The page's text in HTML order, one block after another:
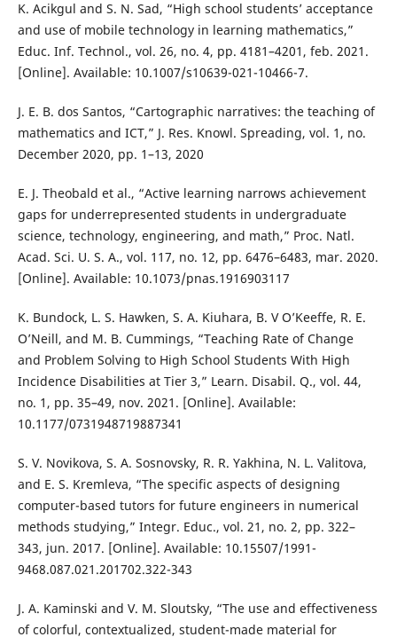
K. Acikgul and S. N. Sad, “High school students’ acceptance
and use of mobile technology in learning mathematics,”
Educ. Inf. Technol., vol. 26, no. 4, pp. 4181–4201, feb. 2021.
[Online]. Available: 10.1007/s10639-021-10466-7.
J. E. B. dos Santos, “Cartographic narratives: the teaching of
mathematics and ICT,” J. Res. Knowl. Spreading, vol. 1, no.
December 2020, pp. 1–13, 2020
E. J. Theobald et al., “Active learning narrows achievement
gaps for underrepresented students in undergraduate
science, technology, engineering, and math,” Proc. Natl.
Acad. Sci. U. S. A., vol. 117, no. 12, pp. 6476–6483, mar. 2020.
[Online]. Available: 10.1073/pnas.1916903117
K. Bundock, L. S. Hawken, S. A. Kiuhara, B. V O’Keeffe, R. E.
O’Neill, and M. B. Cummings, “Teaching Rate of Change
and Problem Solving to High School Students With High
Incidence Disabilities at Tier 3,” Learn. Disabil. Q., vol. 44,
no. 1, pp. 35–49, nov. 2021. [Online]. Available:
10.1177/0731948719887341
S. V. Novikova, S. A. Sosnovsky, R. R. Yakhina, N. L. Valitova,
and E. S. Kremleva, “The specific aspects of designing
computer-based tutors for future engineers in numerical
methods studying,” Integr. Educ., vol. 21, no. 2, pp. 322–
343, jun. 2017. [Online]. Available: 10.15507/1991-
9468.087.021.201702.322-343
J. A. Kaminski and V. M. Sloutsky, “The use and effectiveness
of colorful, contextualized, student-made material for